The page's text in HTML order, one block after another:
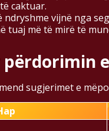
caktuar.
vijnë nga
tuaj më të mirë të
sugjerimet e